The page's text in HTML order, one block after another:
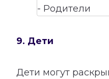
9. Дети
Дети могут